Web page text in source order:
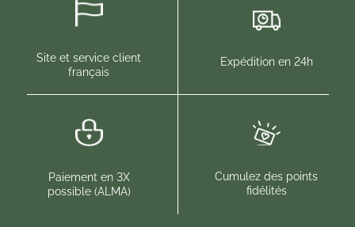
Site et service client
français
Expédition en 24h
Paiement en 3X
possible (ALMA)
Cumulez des points
fidélités